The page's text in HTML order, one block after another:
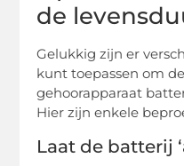
de
Gelukkig zijn er
kunt toepassen om
gehoorapparaat
Hier zijn enkele
Laat de batterij